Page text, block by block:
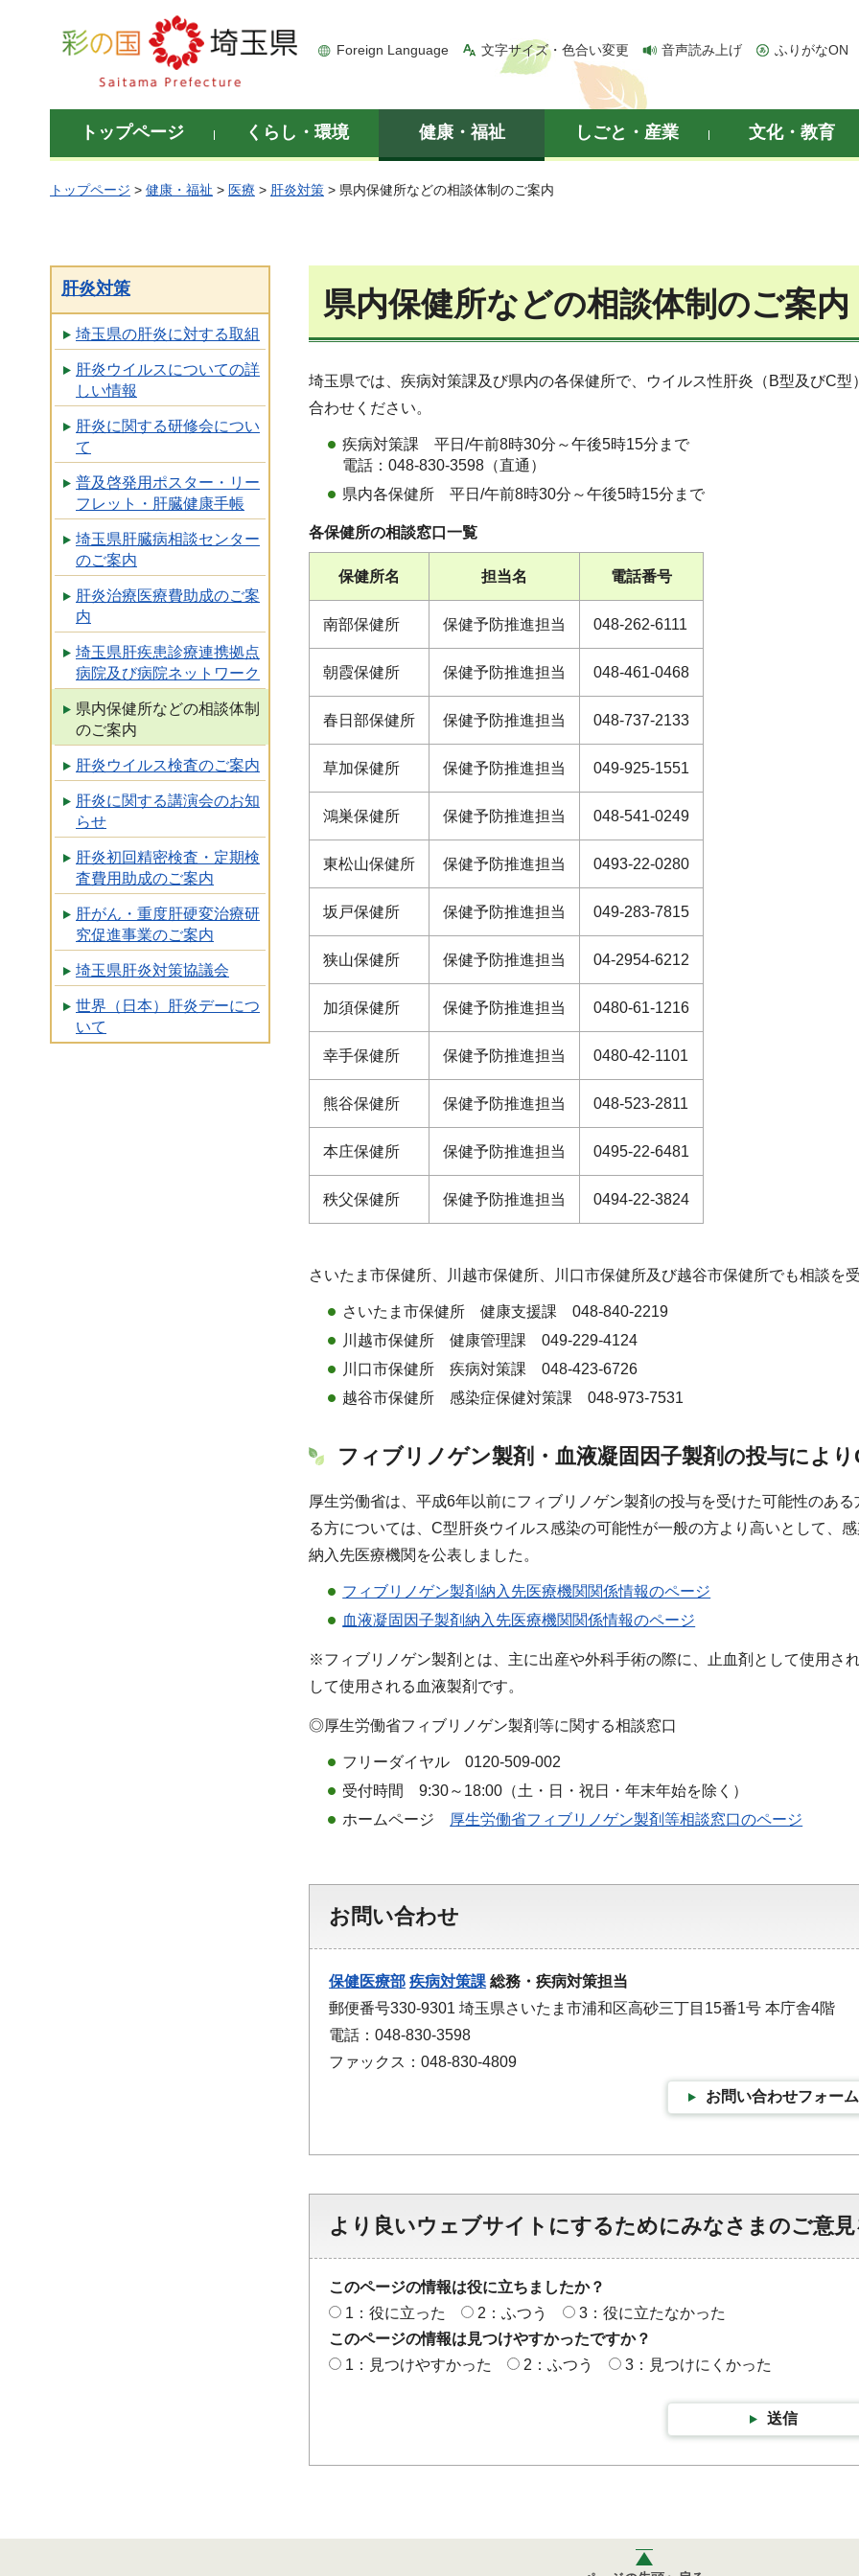
彩の国 埼玉県
Foreign Language 文字サイズ・色合い変更 音声読み上げ ふりがなON
トップページ くらし・環境 健康・福祉 しごと・産業 文化・教育
トップページ > 健康・福祉 > 医療 > 肝炎対策 > 県内保健所などの相談体制のご案内
肝炎対策
埼玉県の肝炎に対する取組
肝炎ウイルスについての詳
しい情報
肝炎に関する研修会につい
て
普及啓発用ポスター・リー
フレット・肝臓健康手帳
埼玉県肝臓病相談センター
のご案内
肝炎治療医療費助成のご案
内
埼玉県肝疾患診療連携拠点
病院及び病院ネットワーク
県内保健所などの相談体制
のご案内
肝炎ウイルス検査のご案内
肝炎に関する講演会のお知
らせ
肝炎初回精密検査・定期検
査費用助成のご案内
肝がん・重度肝硬変治療研
究促進事業のご案内
埼玉県肝炎対策協議会
世界（日本）肝炎デーにつ
いて
県内保健所などの相談体制のご案内
埼玉県では、疾病対策課及び県内の各保健所で、ウイルス性肝炎（B型及びC
合わせください。
疾病対策課 平日/午前8時30分～午後5時15分まで
電話：048-830-3598（直通）
県内各保健所 平日/午前8時30分～午後5時15分まで
各保健所の相談窓口一覧
保健所名 担当名 電話番号
南部保健所 保健予防推進担当 048-262-6111
朝霞保健所 保健予防推進担当 048-461-0468
春日部保健所 保健予防推進担当 048-737-2133
草加保健所 保健予防推進担当 049-925-1551
鴻巣保健所 保健予防推進担当 048-541-0249
東松山保健所 保健予防推進担当 0493-22-0280
坂戸保健所 保健予防推進担当 049-283-7815
狭山保健所 保健予防推進担当 04-2954-6212
加須保健所 保健予防推進担当 0480-61-1216
幸手保健所 保健予防推進担当 0480-42-1101
熊谷保健所 保健予防推進担当 048-523-2811
本庄保健所 保健予防推進担当 0495-22-6481
秩父保健所 保健予防推進担当 0494-22-3824
さいたま市保健所、川越市保健所、川口市保健所及び越谷市保健所でも相談を
さいたま市保健所 健康支援課 048-840-2219
川越市保健所 健康管理課 049-229-4124
川口市保健所 疾病対策課 048-423-6726
越谷市保健所 感染症保健対策課 048-973-7531
フィブリノゲン製剤・血液凝固因子製剤の投与によ
厚生労働省は、平成6年以前にフィブリノゲン製剤の投与を受けた可能性のあ
る方については、C型肝炎ウイルス感染の可能性が一般の方より高いとして、
納入先医療機関を公表しました。
フィブリノゲン製剤納入先医療機関関係情報のページ
血液凝固因子製剤納入先医療機関関係情報のページ
※フィブリノゲン製剤とは、主に出産や外科手術の際に、止血剤として使用さ
して使用される血液製剤です。
◎厚生労働省フィブリノゲン製剤等に関する相談窓口
フリーダイヤル 0120-509-002
受付時間 9:30～18:00（土・日・祝日・年末年始を除く）
ホームページ
厚生労働省フィブリノゲン製剤等相談窓口のページ
お問い合わせ
保健医療部 疾病対策課 総務・疾病対策担当
郵便番号330-9301 埼玉県さいたま市浦和区高砂三丁目15番1号 本庁舎4階
電話：048-830-3598
ファックス：048-830-4809
お問い合わせフォーム
より良いウェブサイトにするためにみなさまのご意
このページの情報は役に立ちましたか？
1：役に立った
2：ふつう
3：役に立たなかった
このページの情報は見つけやすかったですか？
1：見つけやすかった
2：ふつう 3：見つけにくかった
送信